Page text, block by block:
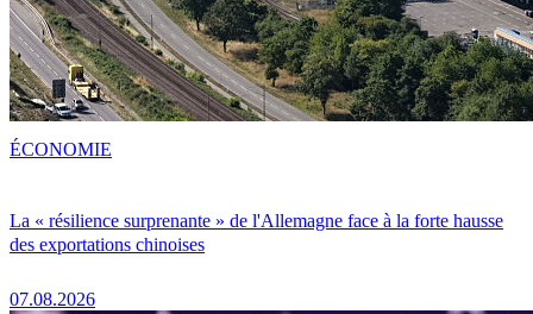
La « résilience surprenante » de l'Allemagne face à la forte hausse
des exportations chinoises
07.08.2026
ÉCONOMIE